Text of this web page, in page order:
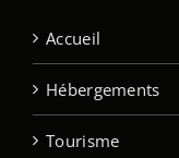
Accueil
Hébergements
Tourisme